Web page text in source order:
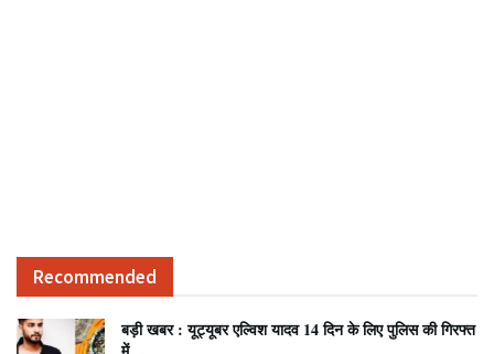
Recommended
बड़ी खबर : यूट्यूबर एल्विश यादव 14 दिन के लिए पुलिस की गिरफ्त